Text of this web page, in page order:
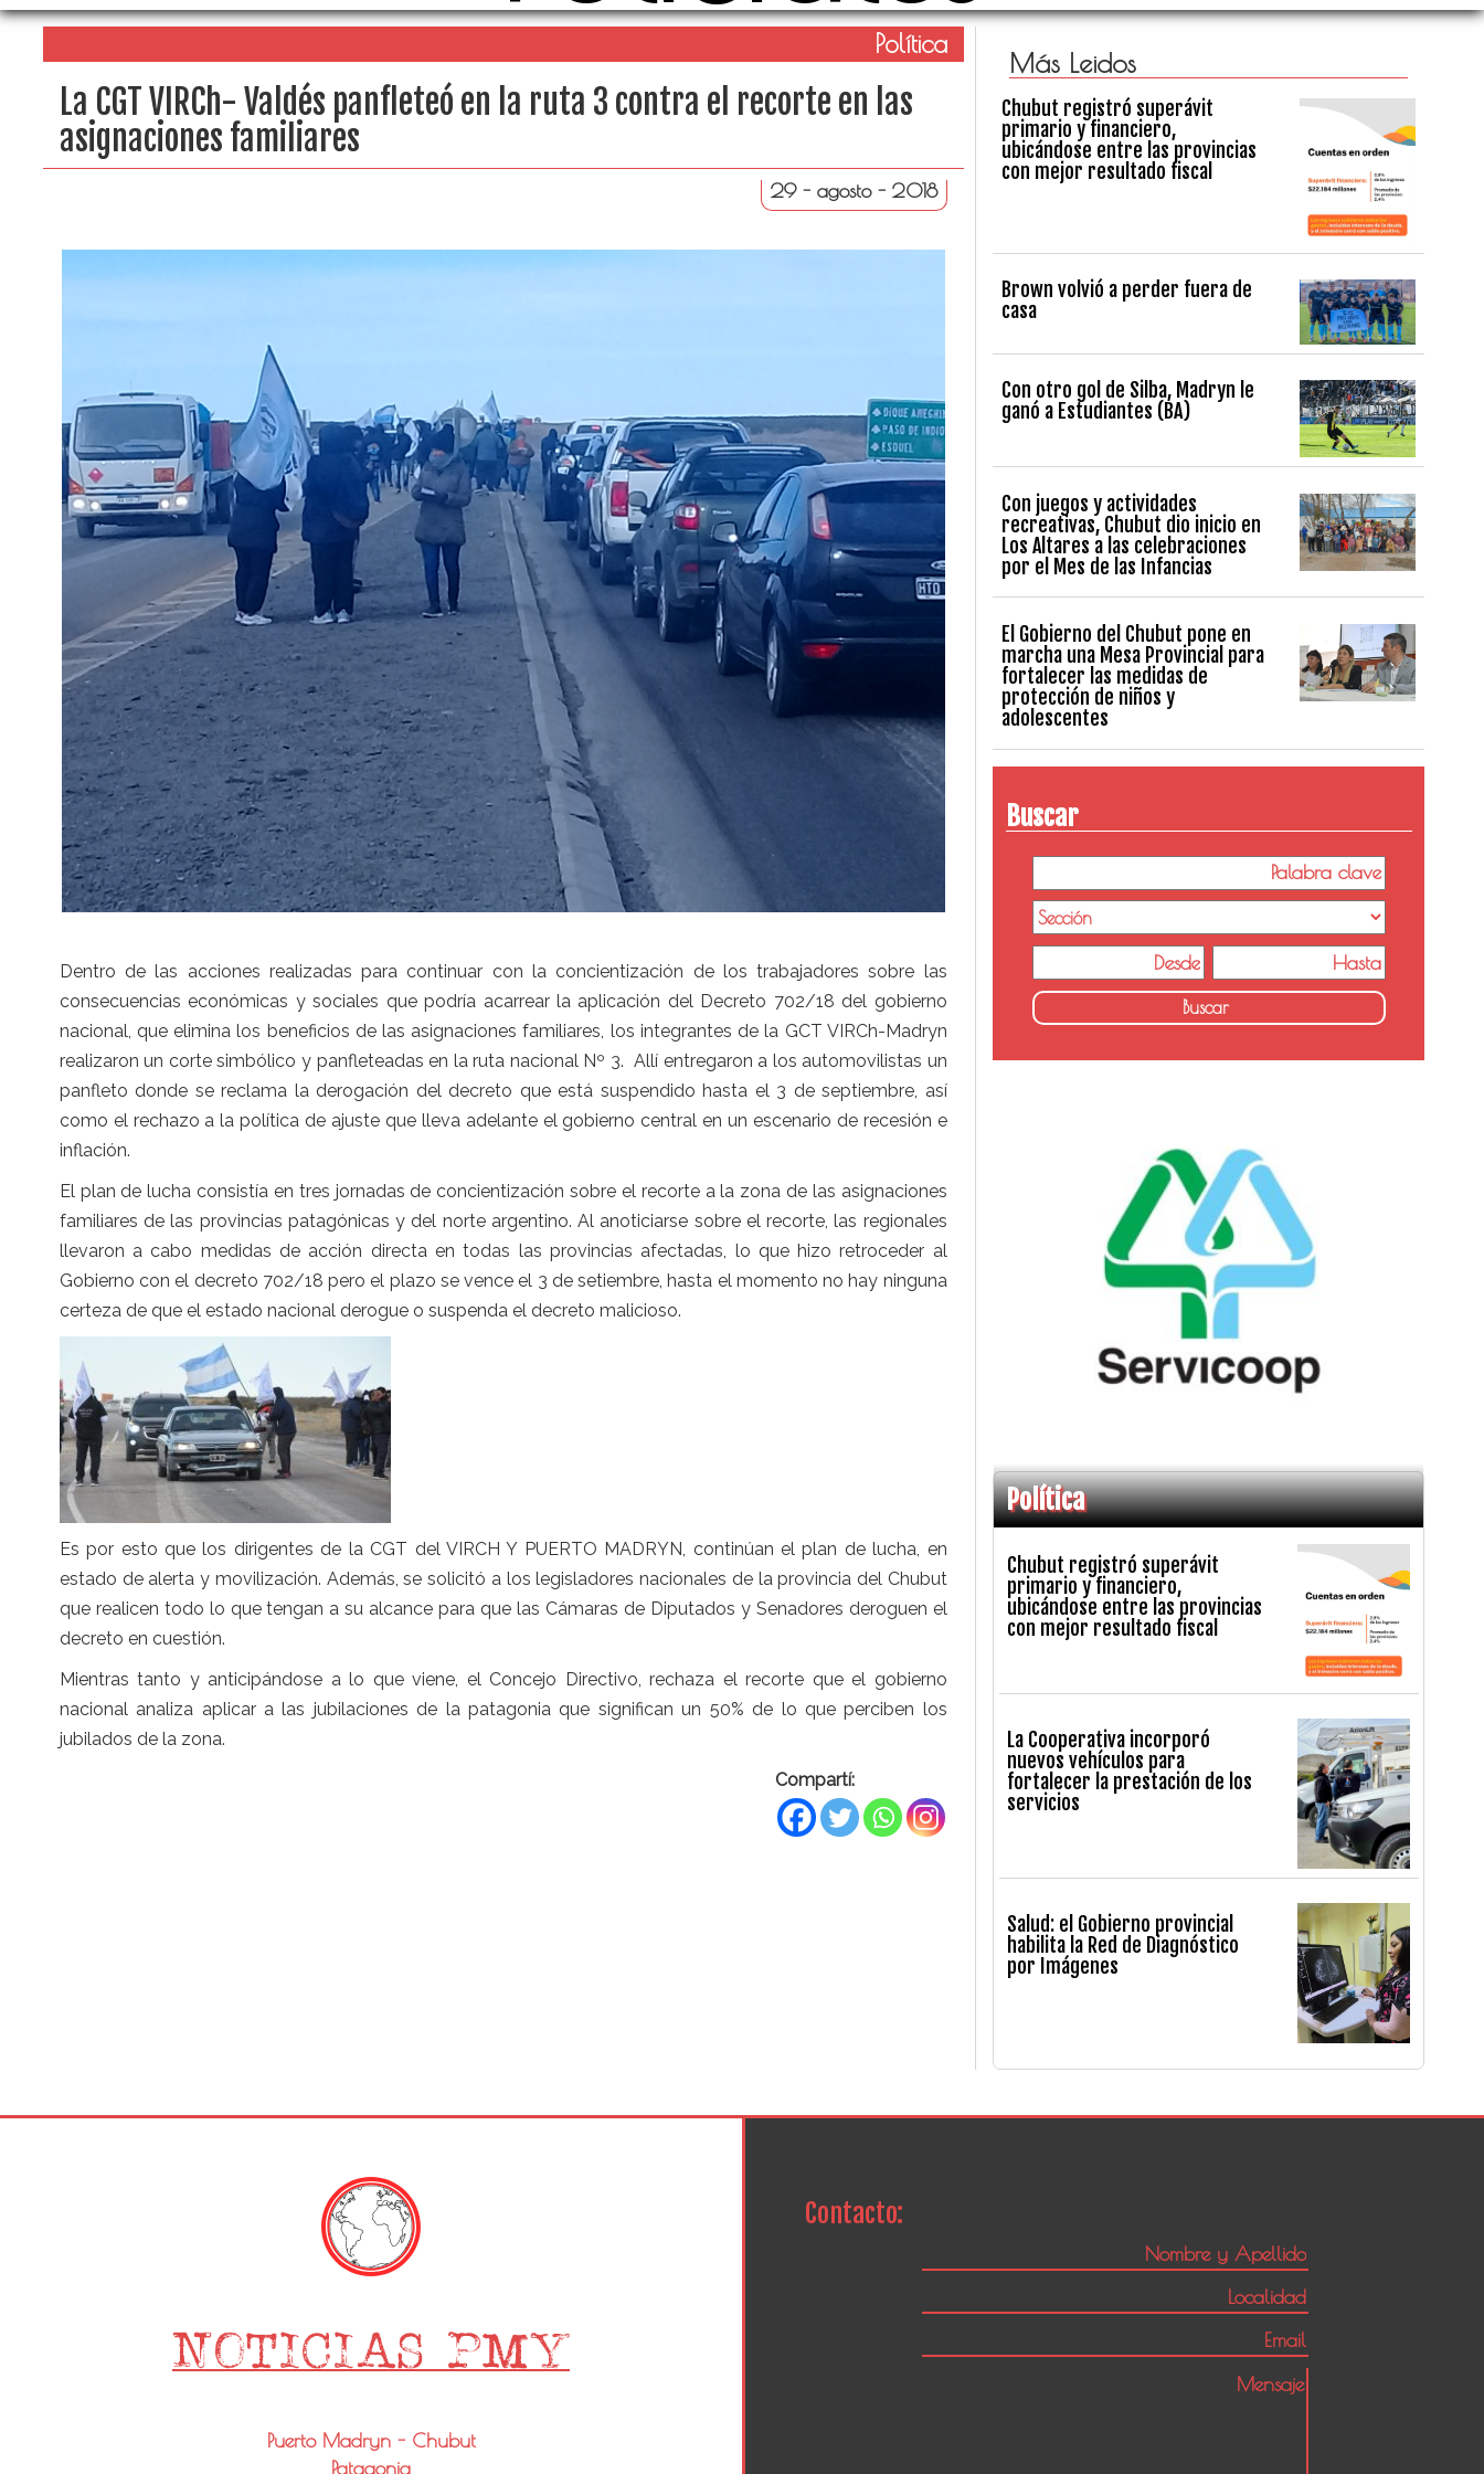
Política
La CGT VIRCh- Valdés panfleteó en la ruta 3 contra el recorte en las
asignaciones familiares
29 - agosto - 2018
Dentro de las acciones realizadas para continuar con la concientización de los trabajadores sobre las
consecuencias económicas y sociales que podría acarrear la aplicación del Decreto 702/18 del gobierno
nacional, que elimina los beneficios de las asignaciones familiares, los integrantes de la GCT VIRCh-Madryn
realizaron un corte simbólico y panfleteadas en la ruta nacional Nº 3. Allí entregaron a los automovilistas un
panfleto donde se reclama la derogación del decreto que está suspendido hasta el 3 de septiembre, así
como el rechazo a la política de ajuste que lleva adelante el gobierno central en un escenario de recesión e
inflación.
El plan de lucha consistía en tres jornadas de concientización sobre el recorte a la zona de las asignaciones
familiares de las provincias patagónicas y del norte argentino. Al anoticiarse sobre el recorte, las regionales
llevaron a cabo medidas de acción directa en todas las provincias afectadas, lo que hizo retroceder al
Gobierno con el decreto 702/18 pero el plazo se vence el 3 de setiembre, hasta el momento no hay ninguna
certeza de que el estado nacional derogue o suspenda el decreto malicioso.
Es por esto que los dirigentes de la CGT del VIRCH Y PUERTO MADRYN, continúan el plan de lucha, en
estado de alerta y movilización. Además, se solicitó a los legisladores nacionales de la provincia del Chubut
que realicen todo lo que tengan a su alcance para que las Cámaras de Diputados y Senadores deroguen el
decreto en cuestión.
Mientras tanto y anticipándose a lo que viene, el Concejo Directivo, rechaza el recorte que el gobierno
nacional analiza aplicar a las jubilaciones de la patagonia que significan un 50% de lo que perciben los
jubilados de la zona.
Compartí:
Más Leidos
Chubut registró superávit
primario y financiero,
ubicándose entre las provincias
con mejor resultado fiscal
Brown volvió a perder fuera de
casa
Con otro gol de Silba, Madryn le
ganó a Estudiantes (BA)
Con juegos y actividades
recreativas, Chubut dio inicio en
Los Altares a las celebraciones
por el Mes de las Infancias
El Gobierno del Chubut pone en
marcha una Mesa Provincial para
fortalecer las medidas de
protección de niños y
adolescentes
Buscar
Política
Chubut registró superávit
primario y financiero,
ubicándose entre las provincias
con mejor resultado fiscal
La Cooperativa incorporó
nuevos vehículos para
fortalecer la prestación de los
servicios
Salud: el Gobierno provincial
habilita la Red de Diagnóstico
por Imágenes
Puerto Madryn - Chubut
Patagonia
Contacto: